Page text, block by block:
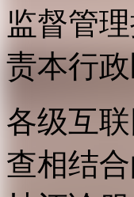
监督管
责本行
各级互
查相结